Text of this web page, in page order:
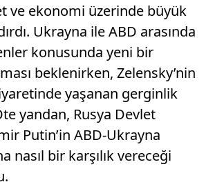
ve ekonomi üzerinde büyük
Ukrayna ile ABD arasında
konusunda yeni bir
beklenirken, Zelensky’nin
yaşanan gerginlik
yandan, Rusya Devlet
Putin’in ABD-Ukrayna
nasıl bir karşılık vereceği